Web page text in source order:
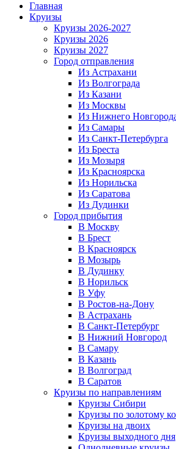
Главная
Круизы
Круизы 2026-2027
Круизы 2026
Круизы 2027
Город отправления
Из Астрахани
Из Волгограда
Из Казани
Из Москвы
Из Нижнего
Из Самары
Из Санкт-Петербурга
Из Бреста
Из Мозыря
Из Красноярска
Из Норильска
Из Саратова
Из Дудинки
Город прибытия
В Москву
В Брест
В Красноярск
В Мозырь
В Дудинку
В Норильск
В Уфу
В Ростов-на-Дону
В Астрахань
В Санкт-Петербург
В Нижний Новгород
В Самару
В Казань
В Волгоград
В Саратов
Круизы по направлениям
Круизы Сибири
Круизы по золотому
Круизы на двоих
Круизы выходного дня